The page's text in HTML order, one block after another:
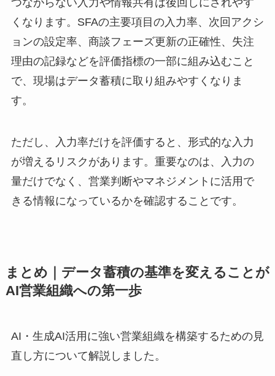
つながらない入力や情報共有は後回しにされやす
くなります。SFAの主要項目の入力率、次回アクシ
ョンの設定率、商談フェーズ更新の正確性、失注
理由の記録などを評価指標の一部に組み込むこと
で、現場はデータ蓄積に取り組みやすくなりま
す。
ただし、入力率だけを評価すると、形式的な入力
が増えるリスクがあります。重要なのは、入力の
量だけでなく、営業判断やマネジメントに活用で
きる情報になっているかを確認することです。
まとめ｜データ蓄積の基準を変えることが
AI営業組織への第一歩
AI・生成AI活用に強い営業組織を構築するための見
直し方について解説しました。